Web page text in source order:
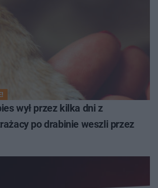
wył przez kilka dni z
po drabinie weszli przez